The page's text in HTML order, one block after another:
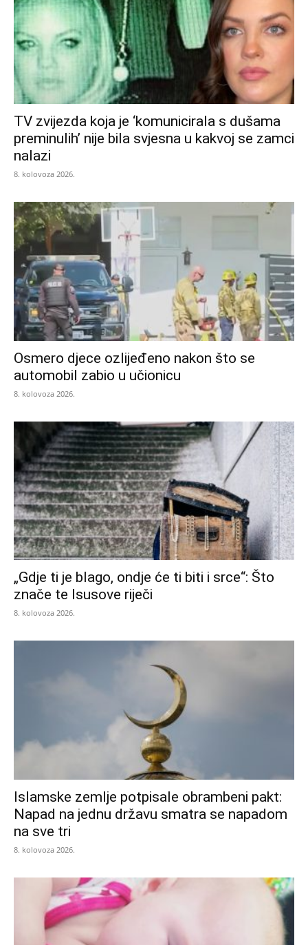
TV zvijezda koja je ‘komunicirala s dušama
preminulih’ nije bila svjesna u kakvoj se zamci
nalazi
8. kolovoza 2026.
Osmero djece ozlijeđeno nakon što se
automobil zabio u učionicu
8. kolovoza 2026.
„Gdje ti je blago, ondje će ti biti i srce“: Što
znače te Isusove riječi
8. kolovoza 2026.
Islamske zemlje potpisale obrambeni pakt:
Napad na jednu državu smatra se napadom
na sve tri
8. kolovoza 2026.